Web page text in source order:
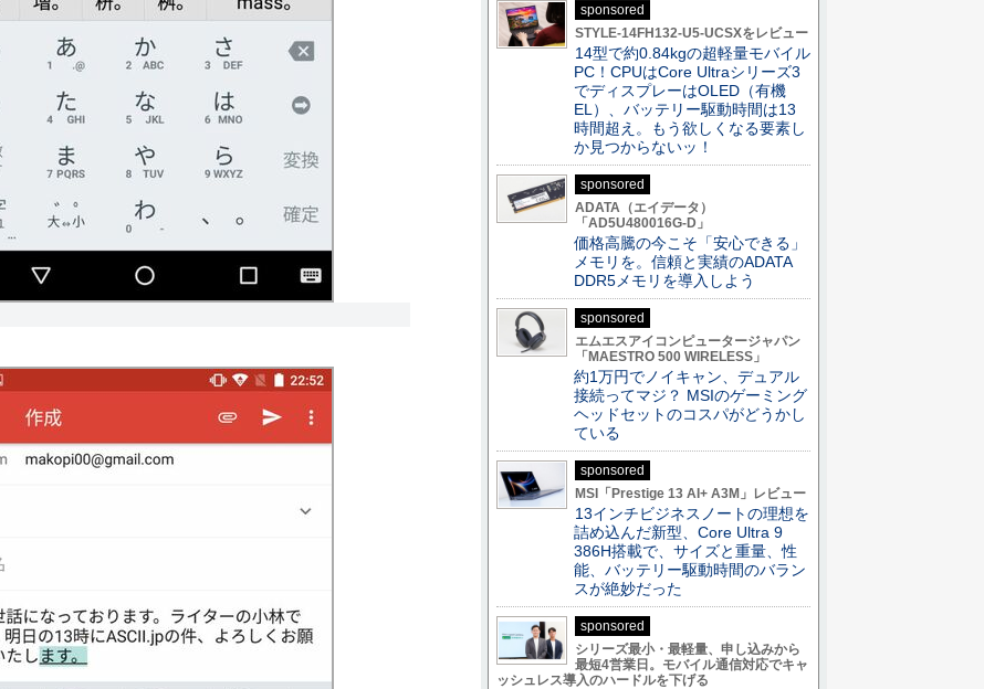
sponsored
STYLE-14FH132-U5-UCSXをレビュー
14型で約0.84kgの超軽量モバイル
PC！CPUはCore Ultraシリーズ3
でディスプレーはOLED（有機
EL）、バッテリー駆動時間は13
時間超え。もう欲しくなる要素し
か見つからないッ！
sponsored
ADATA（エイデータ）
「AD5U480016G-D」
価格高騰の今こそ「安心できる」
メモリを。信頼と実績のADATA
DDR5メモリを導入しよう
sponsored
エムエスアイコンピュータージャパン
「MAESTRO 500 WIRELESS」
約1万円でノイキャン、デュアル
接続ってマジ？ MSIのゲーミング
ヘッドセットのコスパがどうかし
ている
sponsored
MSI「Prestige 13 AI+ A3M」レビュー
13インチビジネスノートの理想を
詰め込んだ新型、Core Ultra 9
386H搭載で、サイズと重量、性
能、バッテリー駆動時間のバラン
スが絶妙だった
sponsored
シリーズ最小・最軽量、申し込みから
最短4営業日。モバイル通信対応でキャ
ッシュレス導入のハードルを下げる